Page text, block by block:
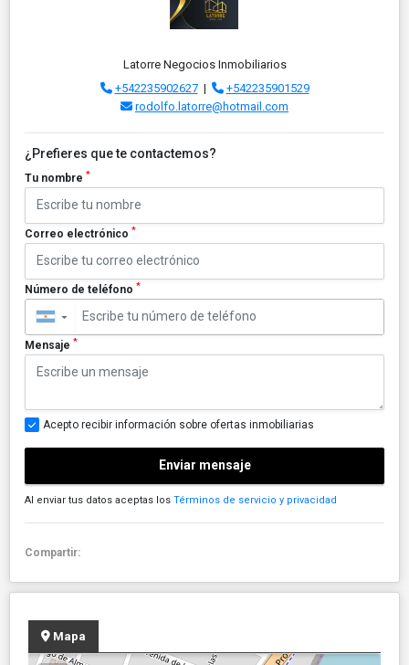
Latorre Negocios Inmobiliarios
+542235902627|
+542235901529
rodolfo.latorre@hotmail.com
¿Prefieres que te contactemos?
Tu nombre *
Correo electrónico *
Número de teléfono *
▼
Mensaje *
Acepto recibir información sobre ofertas inmobiliarias
Enviar mensaje
Al enviar tus datos aceptas los Términos de servicio y privacidad
Compartir:
Mapa